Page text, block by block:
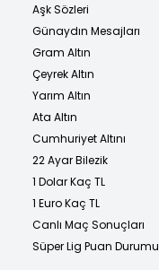
Aşk Sözleri
Günaydın Mesajları
Gram Altın
Çeyrek Altın
Yarım Altın
Ata Altın
Cumhuriyet Altını
22 Ayar Bilezik
1 Dolar Kaç TL
1 Euro Kaç TL
Canlı Maç Sonuçları
Süper Lig Puan Durumu